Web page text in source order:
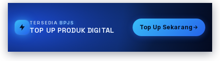
TERSEDIAGAS
TOP UP PRODUK DIGITAL Top Up Sekarang